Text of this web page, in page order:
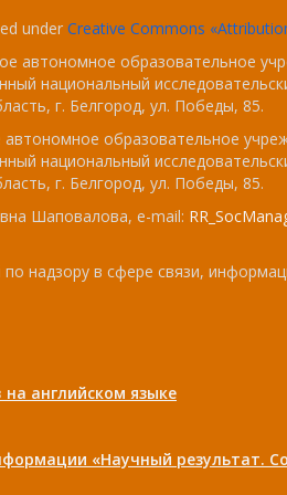
under Creative Commons
автономное образовательное
национальный
г. Белгород, ул. Победы, 85.
образовательное
национальный
г. Белгород, ул. Победы, 85.
Шаповалова, e-mail:
надзору в сфере связи,
английском языке
«Научный результат.